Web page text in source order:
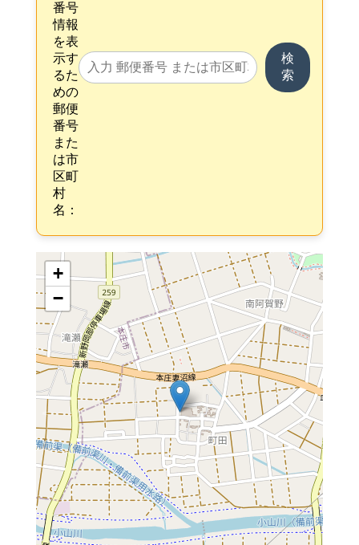
番号
情報
を表
示す
るた
めの
郵便
番号
また
は市
区町
村
名：
検
索
+
−